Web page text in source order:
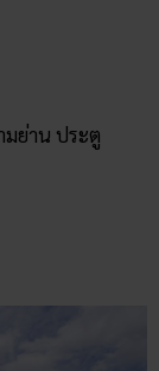
มย่าน ประตู